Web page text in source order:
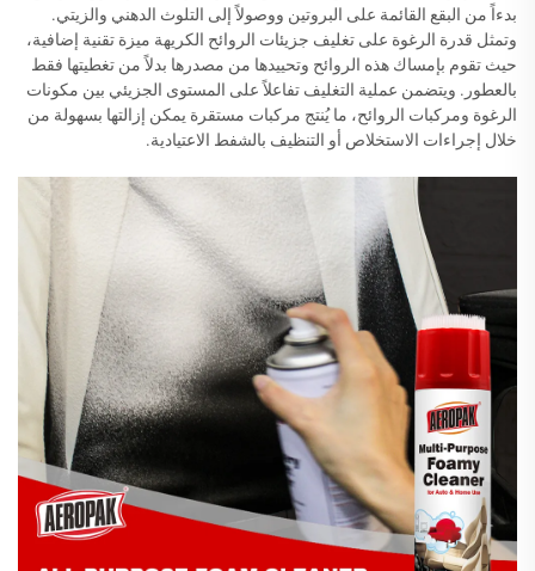
بدءاً من البقع القائمة على البروتين ووصولاً إلى التلوث الدهني والزيتي.
وتمثل قدرة الرغوة على تغليف جزيئات الروائح الكريهة ميزة تقنية إضافية،
حيث تقوم بإمساك هذه الروائح وتحييدها من مصدرها بدلاً من تغطيتها فقط
بالعطور. ويتضمن عملية التغليف تفاعلاً على المستوى الجزيئي بين مكونات
الرغوة ومركبات الروائح، ما يُنتج مركبات مستقرة يمكن إزالتها بسهولة من
خلال إجراءات الاستخلاص أو التنظيف بالشفط الاعتيادية.